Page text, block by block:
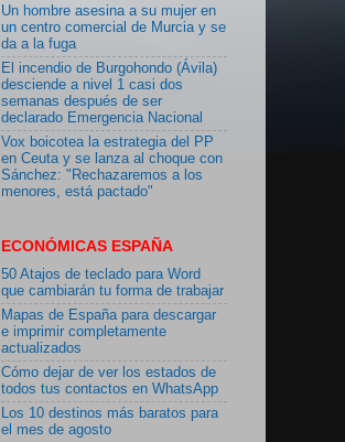
Un hombre asesina a su mujer en
un centro comercial de Murcia y se
da a la fuga
El incendio de Burgohondo (Ávila)
desciende a nivel 1 casi dos
semanas después de ser
declarado Emergencia Nacional
Vox boicotea la estrategia del PP
en Ceuta y se lanza al choque con
Sánchez: "Rechazaremos a los
menores, está pactado"
ECONÓMICAS ESPAÑA
50 Atajos de teclado para Word
que cambiarán tu forma de trabajar
Mapas de España para descargar
e imprimir completamente
actualizados
Cómo dejar de ver los estados de
todos tus contactos en WhatsApp
Los 10 destinos más baratos para
el mes de agosto